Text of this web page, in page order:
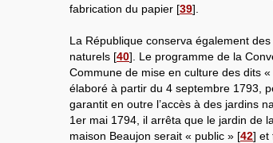
fabrication du papier [39]
La République conserva également
naturels [40] . Le programme de la
Commune de mise en culture des dits
élaboré à partir du 4 septembre 1793,
garantit en outre l’accès à des jardins
1er mai 1794, il arrêta que le jardin de
maison Beaujon serait « public » [42] et